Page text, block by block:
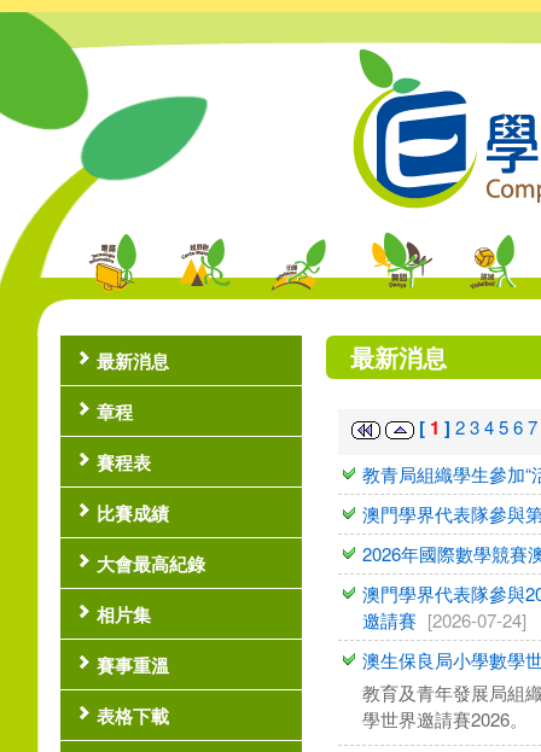
最新消息
章程
賽程表
比賽成績
大會最高紀錄
相片集
賽事重溫
表格下載
最新消息
[ 1 ] 234567
教青局組織學生參加“
澳門學界代表隊參與
2026年國際數學競賽
澳門學界代表隊參與
邀請賽 [2026-07-24]
澳生保良局小學數學
教育及青年發展局組
學世界邀請賽2026。